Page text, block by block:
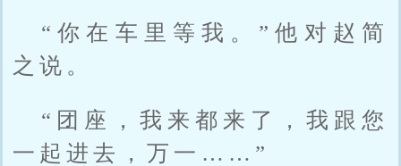
“你在车里等我。”他对赵简
之说。
“团座，我来都来了，我跟您
一起进去，万一……”